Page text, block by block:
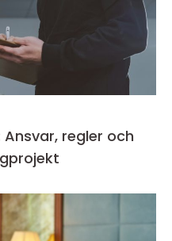
regler och